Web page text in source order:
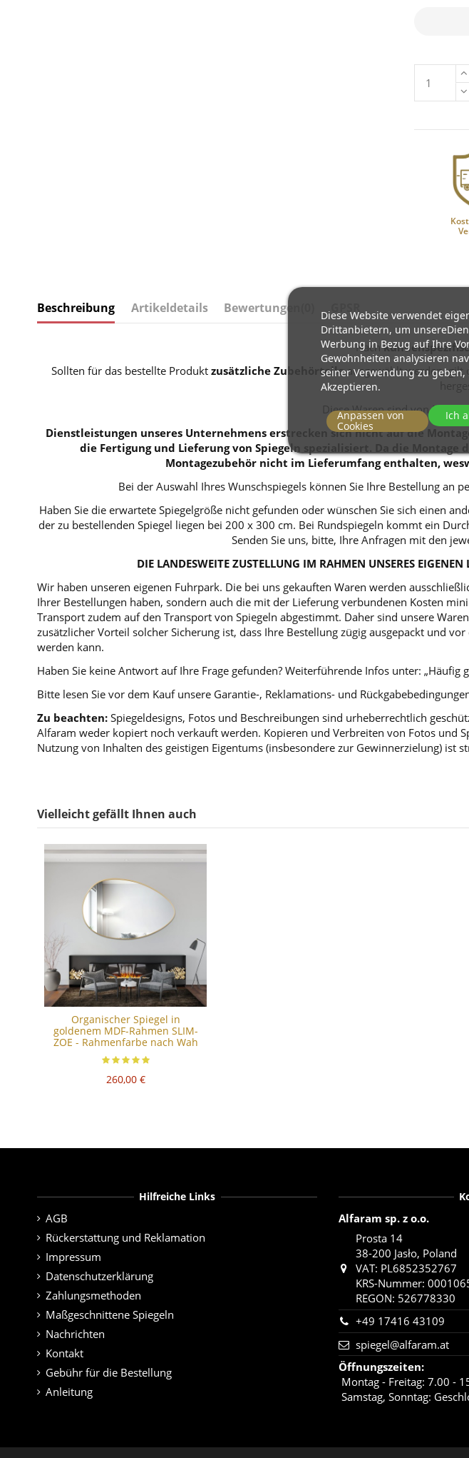
Beschreibung Artikeldetails Bewertungen
Nach
Sollten für das bestellte Produkt zusätzliche Zubehörteileausgewählt werden, gilt
Diese Waren sind von
Dienstleistungen unseres Unternehmens erstrecken sich nicht auf die
die Fertigung und Lieferung von Spiegeln spezialisiert. Da die
Montagezubehör nicht im Lieferumfang enthalten,
Bei der Auswahl Ihres Wunschspiegels können Sie Ihre Bestellung an
Haben Sie die erwartete Spiegelgröße nicht gefunden oder wünschen Sie sich einen
der zu bestellenden Spiegel liegen bei 200 x 300 cm. Bei Rundspiegeln kommt ein
Senden Sie uns, bitte, Ihre Anfragen mit den
DIE LANDESWEITE ZUSTELLUNG IM RAHMEN UNSERES
Wir haben unseren eigenen Fuhrpark. Die bei uns gekauften Waren werden
Ihrer Bestellungen haben, sondern auch die mit der Lieferung verbundenen Kosten
Transport zudem auf den Transport von Spiegeln abgestimmt. Daher sind unsere
zusätzlicher Vorteil solcher Sicherung ist, dass Ihre Bestellung zügig ausgepackt und
werden kann.
Haben Sie keine Antwort auf Ihre Frage gefunden? Weiterführende Infos unter: „Häufig
Bitte lesen Sie vor dem Kauf unsere Garantie-, Reklamations- und
Zu beachten: Spiegeldesigns, Fotos und Beschreibungen sind urheberrechtlich
Alfaram weder kopiert noch verkauft werden. Kopieren und Verbreiten von Fotos und
Nutzung von Inhalten des geistigen Eigentums (insbesondere zur Gewinnerzielung) ist
Vielleicht gefällt Ihnen auch
Organischer Spiegel in
goldenem MDF-Rahmen SLIM-
ZOE - Rahmenfarbe nach Wah
260,00 €
Hilfreiche Links
AGB
Rückerstattung und Reklamation
Impressum
Datenschutzerklärung
Zahlungsmethoden
Maßgeschnittene Spiegeln
Nachrichten
Kontakt
Gebühr für die Bestellung
Anleitung
Alfaram sp. z o.o.
Prosta 14
38-200 Jasło, Poland
VAT: PL6852352767
KRS-Nummer:
REGON: 526778330
+49 17416 43109
spiegel@alfaram.at
Öffnungszeiten:
Montag - Freitag: 7.00 -
Samstag, Sonntag:
Diese Website verwendet
Drittanbietern, um
Werbung in Bezug auf Ihre
Gewohnheiten analysieren
seiner Verwendung zu
Akzeptieren.
Anpassen von
Cookies
Ich